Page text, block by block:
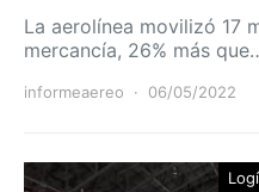
La aerolínea movilizó 17
mercancía, 26% más
informeaereo 06/05/2022